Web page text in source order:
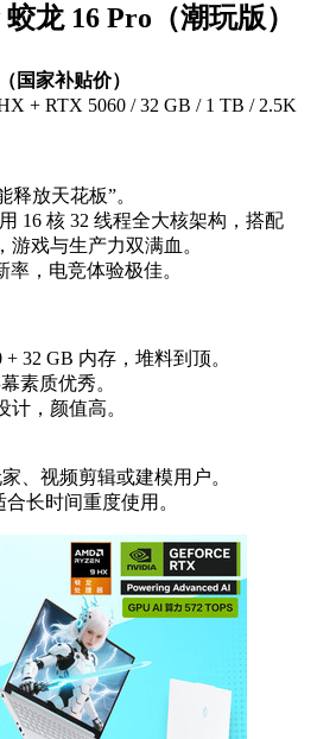
蛟龙 16 Pro（潮玩版）
国家补贴价）
+ RTX 5060 / 32 GB / 1 TB / 2.5K
释放天花板”。
16 核 32 线程全大核架构，搭配
游戏与生产力双满血。
率，电竞体验极佳。
32 GB 内存，堆料到顶。
素质优秀。
计，颜值高。
、视频剪辑或建模用户。
长时间重度使用。